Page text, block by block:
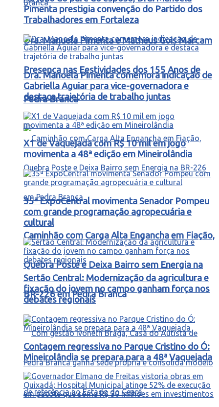
Dra. Manuela Pimenta e Matheus Gois Marcam
Presença nas Festividades dos 155 Anos de
Pedra Branca
Caminhão com Carga Alta Engancha em Fiação,
Quebra Poste e Deixa Bairro sem Energia na
BR-226 em Pedra Branca
Pimenta prestigia convenção do Partido dos
Trabalhadores em Fortaleza
Dra. Manoela Pimenta comemora indicação de
Gabriella Aguiar para vice-governadora e
destaca trajetória de trabalho juntas
X1 de Vaquejada com R$ 10 mil em jogo
movimenta a 48ª edição em Mineirolândia
35ª ExpoCentral movimenta Senador Pompeu
com grande programação agropecuária e
cultural
Sertão Central: Modernização da agricultura e
fixação do jovem no campo ganham força nos
debates regionais
Contagem regressiva no Parque Cristino do Ó:
Mineirolândia se prepara para a 48ª Vaquejada